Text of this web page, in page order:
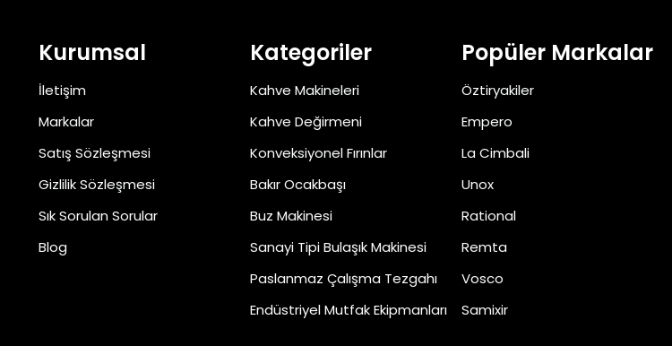
Kurumsal
İletişim
Markalar
Satış Sözleşmesi
Gizlilik Sözleşmesi
Sık Sorulan Sorular
Blog
Kategoriler
Kahve Makineleri
Kahve Değirmeni
Konveksiyonel Fırınlar
Bakır Ocakbaşı
Buz Makinesi
Sanayi Tipi Bulaşık Makinesi
Paslanmaz Çalışma Tezgahı
Endüstriyel Mutfak Ekipmanları
Popüler Markalar
Öztiryakiler
Empero
La Cimbali
Unox
Rational
Remta
Vosco
Samixir